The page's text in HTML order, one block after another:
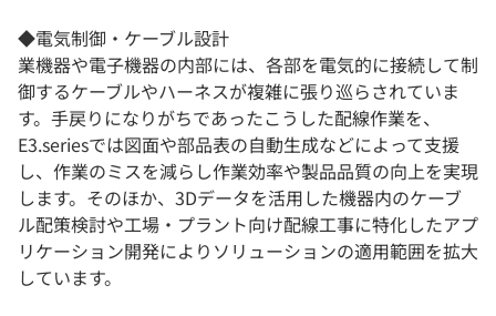
◆電気制御・ケーブル設計
業機器や電子機器の内部には、各部を電気的に接続して制
御するケーブルやハーネスが複雑に張り巡らされていま
す。手戻りになりがちであったこうした配線作業を、
E3.seriesでは図面や部品表の自動生成などによって支援
し、作業のミスを減らし作業効率や製品品質の向上を実現
します。そのほか、3Dデータを活用した機器内のケーブ
ル配策検討や工場・プラント向け配線工事に特化したアプ
リケーション開発によりソリューションの適用範囲を拡大
しています。